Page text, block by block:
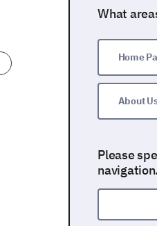
What
Home
About
Please
navigation.